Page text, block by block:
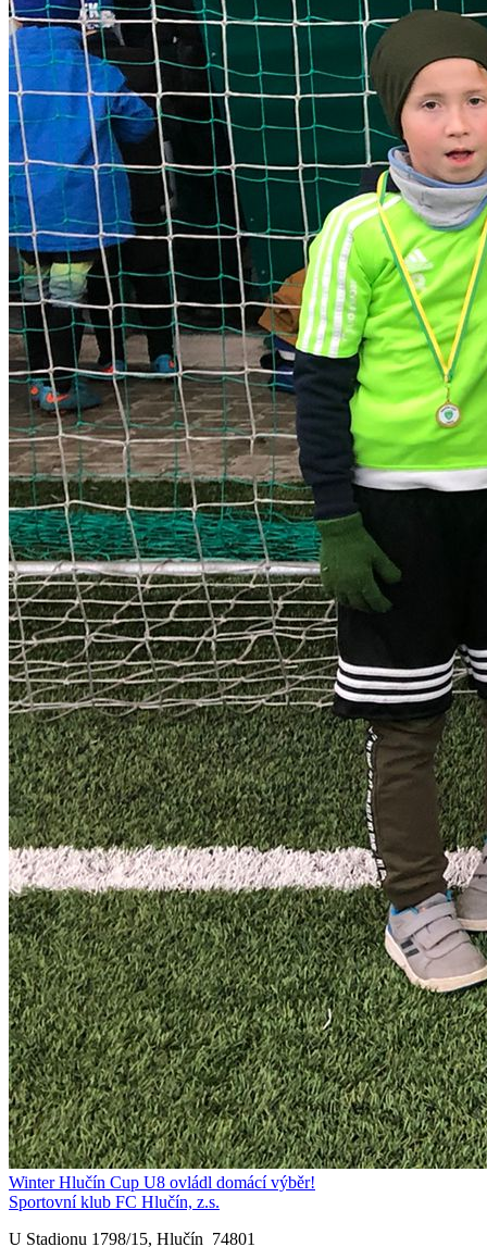
Winter Hlučín Cup U8 ovládl domácí výběr!
Sportovní klub FC Hlučín, z.s.
U Stadionu 1798/15, Hlučín 74801